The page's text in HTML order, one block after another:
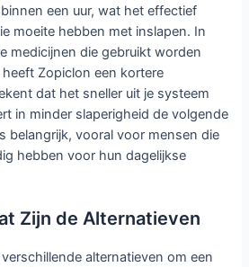
een uur, wat het effectief
moeite hebben met inslapen. In
medicijnen die gebruikt worden
Zopiclon een kortere
dat het sneller uit je systeem
in minder slaperigheid de volgende
belangrijk, vooral voor mensen die
hebben voor hun dagelijkse
Zijn de Alternatieven
alternatieven om een